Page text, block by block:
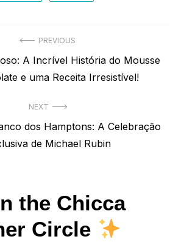
PREVIOUS
A Incrível História do Mousse
e uma Receita Irresistível!
NEXT
dos Hamptons: A Celebração
de Michael Rubin
the Chicca
Circle